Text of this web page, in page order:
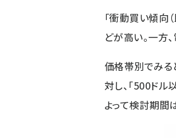
「衝動買い傾向
どが高い。一方
価格帯別でみる
対し、「500ド
よって検討期間